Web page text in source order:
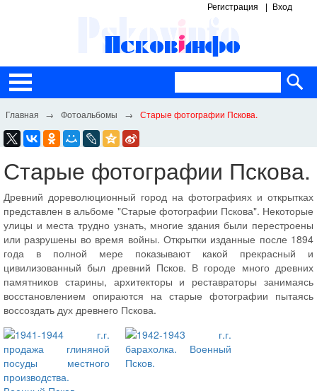
Регистрация Вход
Фотоальбомы Старые фотографии Пскова.
Старые фотографии Пскова.
Древний дореволюционный город на фотографиях и открытках
представлен в альбоме "Старые фотографии Пскова". Некоторые
улицы и места трудно узнать, многие здания были перестроены
или разрушены во время войны. Открытки изданные после 1894
года в полной мере показывают какой прекрасный и
цивилизованный был древний Псков. В городе много древних
памятников старины, архитекторы и реставраторы занимаясь
восстановлением опираются на старые фотографии пытаясь
воссоздать дух древнего Пскова.